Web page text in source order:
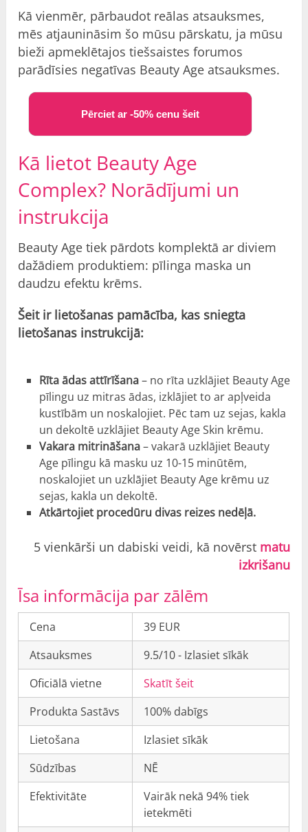
Kā vienmēr, pārbaudot reālas atsauksmes,
mēs atjaunināsim šo mūsu pārskatu, ja mūsu
bieži apmeklētajos tiešsaistes forumos
parādīsies negatīvas Beauty Age atsauksmes.
Pērciet ar -50% cenu šeit
Kā lietot Beauty Age
Complex? Norādījumi un
instrukcija
Beauty Age tiek pārdots komplektā ar diviem
dažādiem produktiem: pīlinga maska un
daudzu efektu krēms.
Šeit ir lietošanas pamācība, kas sniegta
lietošanas instrukcijā:
Rīta ādas attīrīšana– no rīta uzklājiet Beauty Age
pīlingu uz mitras ādas, izklājiet to ar apļveida
kustībām un noskalojiet. Pēc tam uz sejas, kakla
un dekoltē uzklājiet Beauty Age Skin krēmu.
Vakara mitrināšana– vakarā uzklājiet Beauty
Age pīlingu kā masku uz 10-15 minūtēm,
noskalojiet un uzklājiet Beauty Age krēmu uz
sejas, kakla un dekoltē.
Atkārtojiet procedūru divas reizes nedēļā.
5 vienkārši un dabiski veidi, kā novērst matu
izkrišanu
Īsa informācija par zālēm
Cena
39 EUR
Atsauksmes
9.5/10 - Izlasiet sīkāk
Oficiālā vietne
Skatīt šeit
Produkta Sastāvs
100% dabīgs
Lietošana
Izlasiet sīkāk
Sūdzības
NĒ
Efektivitāte
Vairāk nekā 94% tiek
ietekmēti